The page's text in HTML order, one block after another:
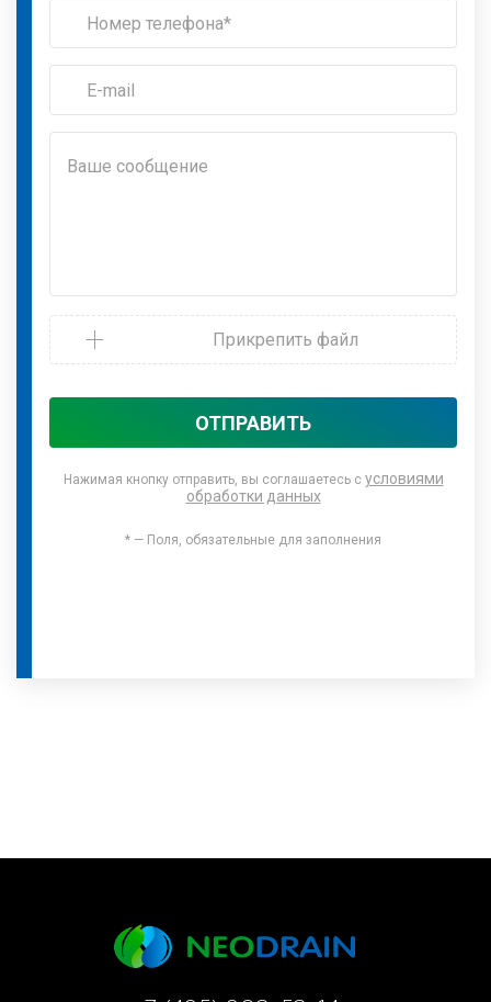
Прикрепить файл
ОТПРАВИТЬ
Нажимая кнопку отправить, вы соглашаетесь с условиями
обработки данных
* — Поля, обязательные для заполнения